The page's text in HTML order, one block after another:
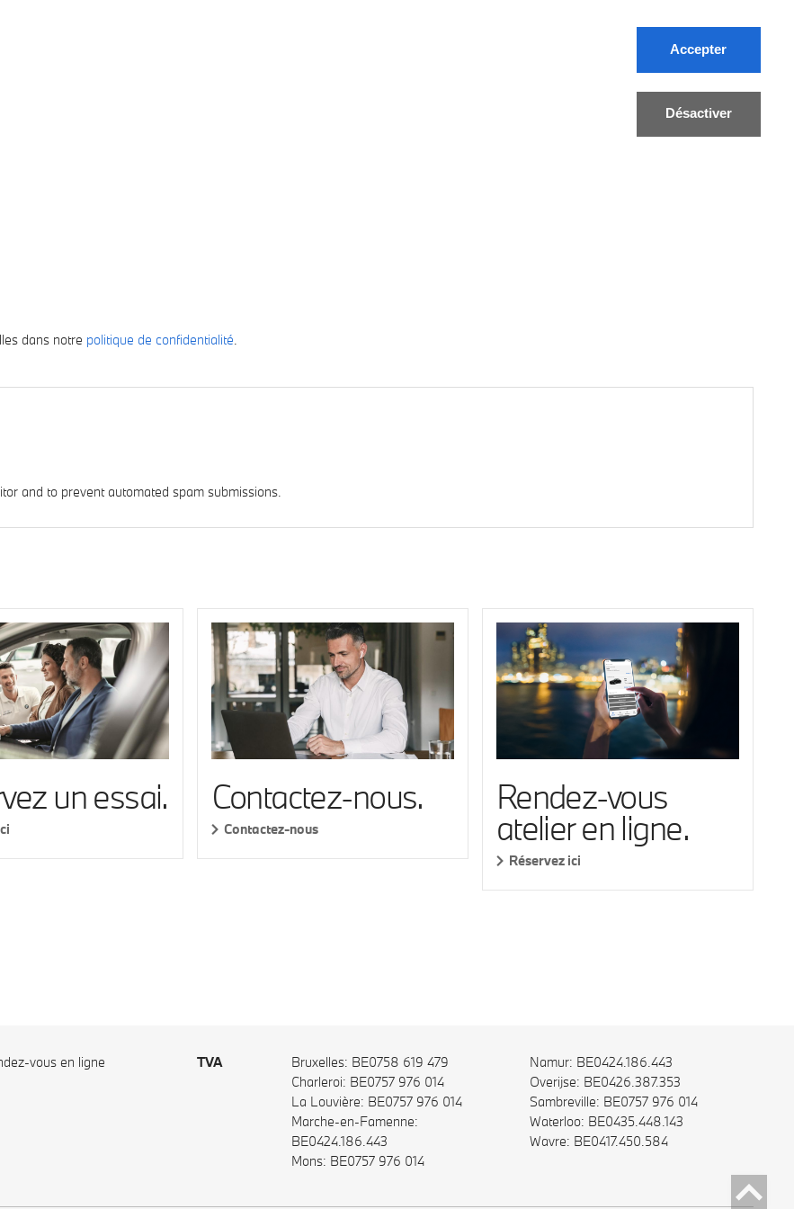
Accepter
Désactiver
dans notre politique de confidentialité.
and to prevent automated spam submissions.
un essai. Contactez-nous.
Contactez-nous
Rendez-vous
atelier en ligne.
Réservez ici
vous en ligne TVA
Bruxelles: BE0758 619 479
Charleroi: BE0757 976 014
La Louvière: BE0757 976 014
Marche-en-Famenne:
BE0424.186.443
Mons: BE0757 976 014
Namur: BE0424.186.443
Overijse: BE0426.387.353
Sambreville: BE0757 976 014
Waterloo: BE0435.448.143
Wavre: BE0417.450.584